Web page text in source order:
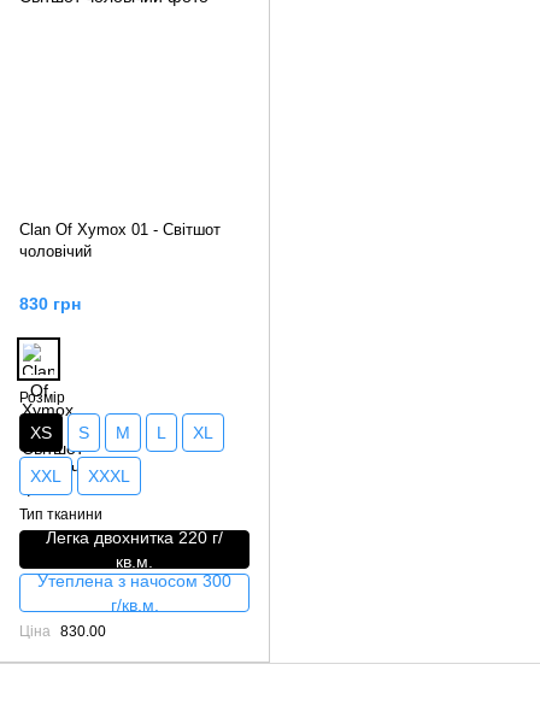
Clan Of Xymox 01 - Світшот
чоловічий
830 грн
Розмір
XS S M L XL
XXL XXXL
Тип тканини
Легка двохнитка 220 г/
кв.м.
Утеплена з начосом 300
г/кв.м.
Ціна 830.00